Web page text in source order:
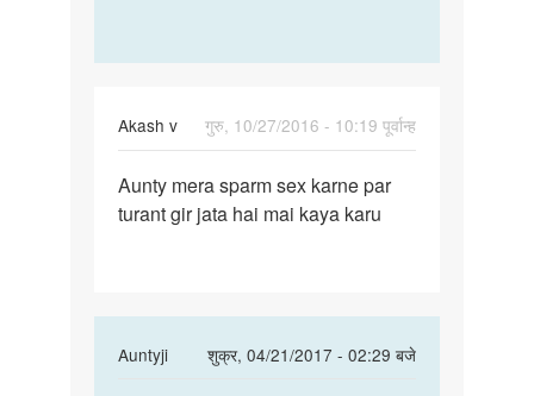
Akash v
गुरु, 10/27/2016 - 10:19 पूर्वान्ह
Aunty
mera
Aunty mera sparm sex karne par
turant gir jata hai mai kaya karu
Auntyji
शुक्र, 04/21/2017 - 02:29 बजे
In